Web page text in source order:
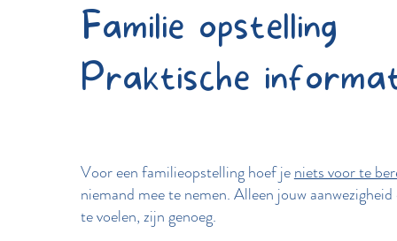
Familie opstelling
Praktische
Voor een familieopstelling hoef jeniets voor te
niemand mee te nemen. Alleen jouw
te voelen, zijn genoeg.